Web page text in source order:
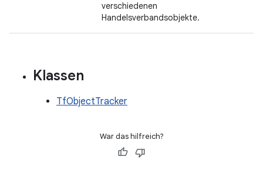
verschiedenen
Handelsverbandsobjekte.
Klassen
TfObjectTracker
War das hilfreich?